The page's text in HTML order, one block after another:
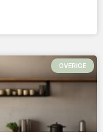
OVERIGE